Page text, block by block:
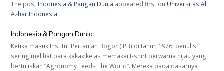
The post Indonesia & Pangan Dunia appeared first on Universitas Al
Azhar Indonesia.
Indonesia & Pangan Dunia
Ketika masuk Institut Pertanian Bogor (IPB) di tahun 1976, penulis
sering melihat para kakak kelas memakai t-shirt berwarna hijau yang
bertuliskan “Agronomy Feeds The World”. Mereka pada dasarnya